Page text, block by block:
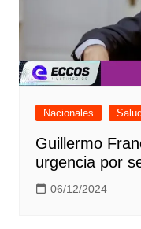
Nacionales
Guillermo
urgencia por
06/12/2024